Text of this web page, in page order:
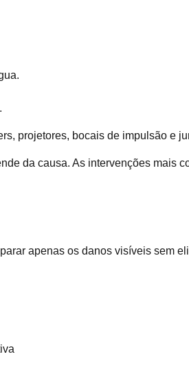
projetores, bocais de impulsão e
da causa. As intervenções mais
apenas os danos visíveis sem